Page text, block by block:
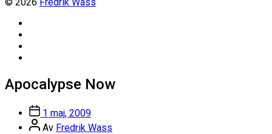
Apocalypse Now
Inläggsdatum
1 maj, 2009
Inläggsförfattare
Av Fredrik Wass